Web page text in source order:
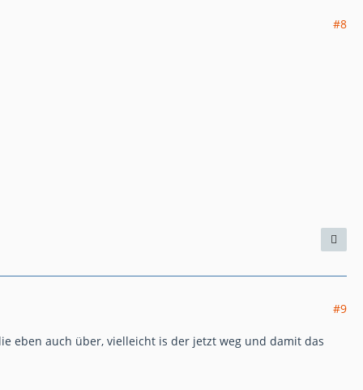
#8
#9
eben auch über, vielleicht is der jetzt weg und damit das